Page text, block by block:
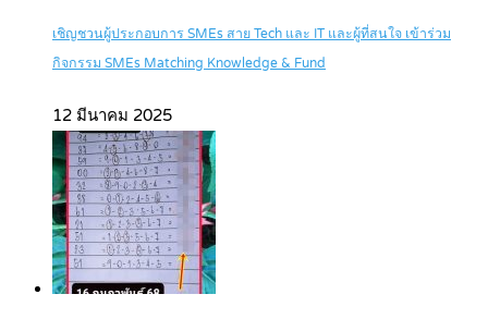
เชิญชวนผู้ประกอบการ SMEs สาย Tech และ IT และผู้ที่สนใจ เข้าร่วม
กิจกรรม SMEs Matching Knowledge & Fund
12 มีนาคม 2025